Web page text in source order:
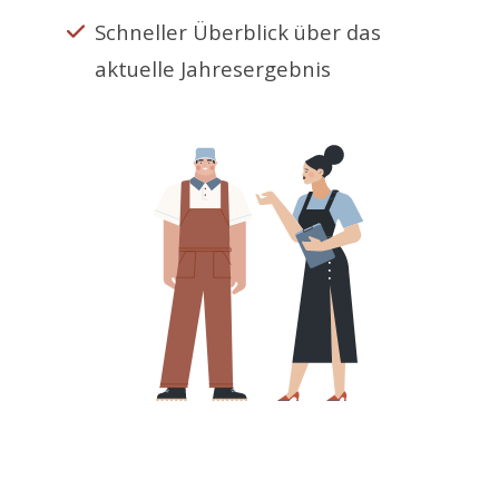
Schneller Überblick über das
aktuelle Jahresergebnis